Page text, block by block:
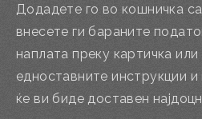
Додадете го во кошничка
внесете ги бараните
наплата преку картичка
едноставните инструкции
ќе ви биде доставен